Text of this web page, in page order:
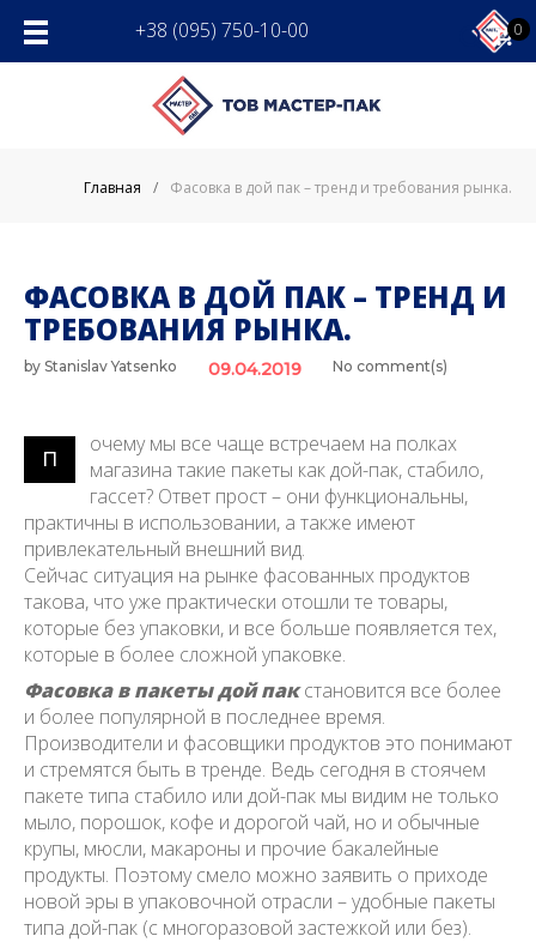
content
+38 (095) 750-10-00 0
Главная / Фасовка в дой пак – тренд и требования рынка.
ФАСОВКА В ДОЙ ПАК – ТРЕНД И
ТРЕБОВАНИЯ РЫНКА.
by Stanislav Yatsenko 09.04.2019 No comment(s)
П
очему мы все чаще встречаем на полках
магазина такие пакеты как дой-пак, стабило,
гассет? Ответ прост – они функциональны,
практичны в использовании, а также имеют
привлекательный внешний вид.
Сейчас ситуация на рынке фасованных продуктов
такова, что уже практически отошли те товары,
которые без упаковки, и все больше появляется тех,
которые в более сложной упаковке.
Фасовка в пакеты дой пакстановится все более
и более популярной в последнее время.
Производители и фасовщики продуктов это понимают
и стремятся быть в тренде. Ведь сегодня в стоячем
пакете типа стабило или дой-пак мы видим не только
мыло, порошок, кофе и дорогой чай, но и обычные
крупы, мюсли, макароны и прочие бакалейные
продукты. Поэтому смело можно заявить о приходе
новой эры в упаковочной отрасли – удобные пакеты
типа дой-пак (с многоразовой застежкой или без).